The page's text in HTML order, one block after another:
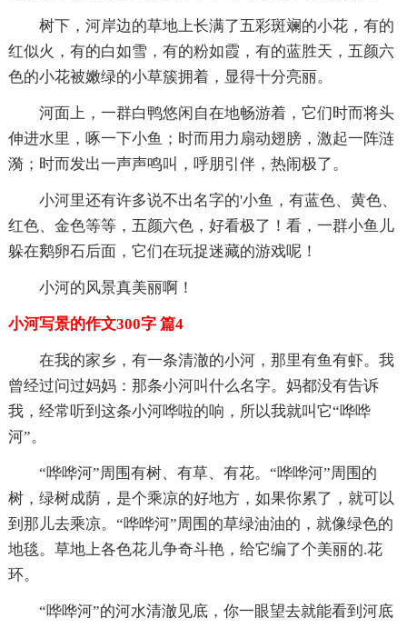
树下，河岸边的草地上长满了五彩斑斓的小花，有的
红似火，有的白如雪，有的粉如霞，有的蓝胜天，五颜六
色的小花被嫩绿的小草簇拥着，显得十分亮丽。
河面上，一群白鸭悠闲自在地畅游着，它们时而将头
伸进水里，啄一下小鱼；时而用力扇动翅膀，激起一阵涟
漪；时而发出一声声鸣叫，呼朋引伴，热闹极了。
小河里还有许多说不出名字的'小鱼，有蓝色、黄色、
红色、金色等等，五颜六色，好看极了！看，一群小鱼儿
躲在鹅卵石后面，它们在玩捉迷藏的游戏呢！
小河的风景真美丽啊！
小河写景的作文300字 篇4
在我的家乡，有一条清澈的小河，那里有鱼有虾。我
曾经过问过妈妈：那条小河叫什么名字。妈都没有告诉
我，经常听到这条小河哗啦的响，所以我就叫它“哗哗
河”。
“哗哗河”周围有树、有草、有花。“哗哗河”周围的
树，绿树成荫，是个乘凉的好地方，如果你累了，就可以
到那儿去乘凉。“哗哗河”周围的草绿油油的，就像绿色的
地毯。草地上各色花儿争奇斗艳，给它编了个美丽的.花
环。
“哗哗河”的河水清澈见底，你一眼望去就能看到河底